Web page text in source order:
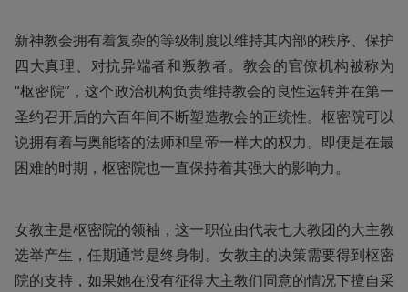
新神教会拥有着复杂的等级制度以维持其内部的秩序、保护
四大真理、对抗异端者和叛教者。教会的官僚机构被称为
“枢密院”，这个政治机构负责维持教会的良性运转并在第一
圣约召开后的六百年间不断塑造教会的正统性。枢密院可以
说拥有着与奥能塔的法师和皇帝一样大的权力。即便是在最
困难的时期，枢密院也一直保持着其强大的影响力。
女教主是枢密院的领袖，这一职位由代表七大教团的大主教
选举产生，任期通常是终身制。女教主的决策需要得到枢密
院的支持，如果她在没有征得大主教们同意的情况下擅自采